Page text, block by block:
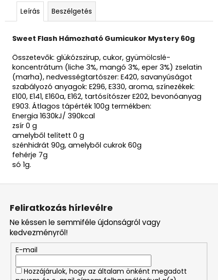
Leírás Beszélgetés
Sweet Flash Hámozható Gumicukor Mystery 60g
Összetevők: glükózszirup, cukor, gyümölcslé-
koncentrátum (liche 3%, mangó 3%, eper 3%) zselatin
(marha), nedvességtartószer: E420, savanyúságot
szabályozó anyagok: E296, E330, aroma, színezékek:
E100, E141, E160a, E162, tartósítószer E202, bevonóanyag
E903. Átlagos tápérték 100g termékben:
Energia 1630kJ/ 390kcal
zsír 0 g
amelyből telített 0 g
szénhidrát 90g, amelyből cukrok 60g
fehérje 7g
só 1g.
Feliratkozás hírlevélre
Ne késsen le semmiféle újdonságról vagy
kedvezményről!
E-mail
Hozzájárulok, hogy az általam önként megadott